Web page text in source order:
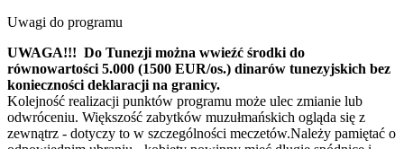
Uwagi do programu
UWAGA!!! Do Tunezji można wwieźć środki do
równowartości 5.000 (1500 EUR/os.) dinarów tunezyjskich bez
konieczności deklaracji na granicy.
Kolejność realizacji punktów programu może ulec zmianie lub
odwróceniu. Większość zabytków muzułmańskich ogląda się z
zewnątrz - dotyczy to w szczególności meczetów.Należy pamiętać o